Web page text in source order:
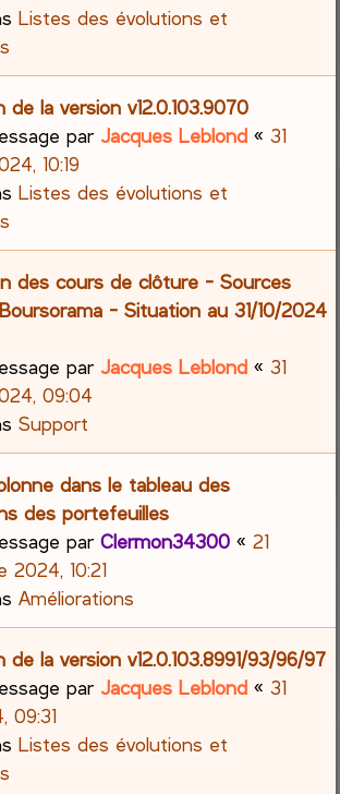
Listes des évolutions et
de la version v12.0.103.9070
parJacques Leblond «31
10:19
Listes des évolutions et
des cours de clôture - Sources
- Situation au 31/10/2024
parJacques Leblond «31
09:04
Support
dans le tableau des
des portefeuilles
parClermon34300 «21
2024, 10:21
Améliorations
de la version v12.0.103.8991/93/96/97
parJacques Leblond «31
09:31
Listes des évolutions et